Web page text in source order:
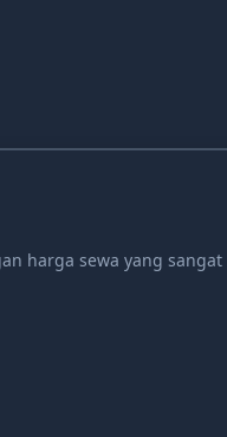
harga sewa yang